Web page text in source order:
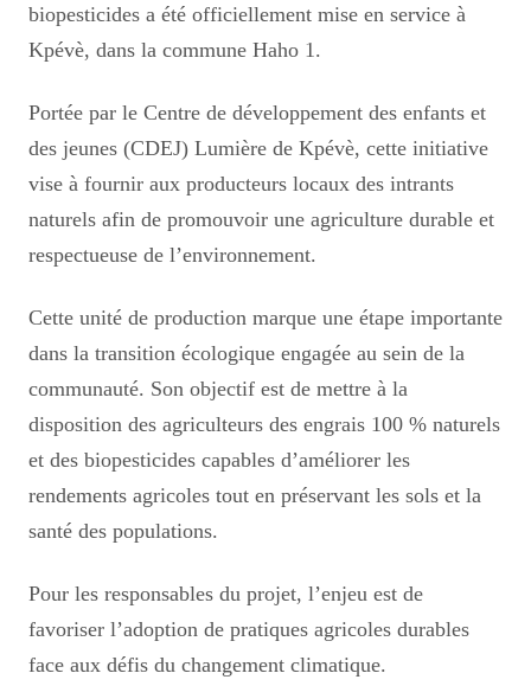
biopesticides a été officiellement mise en service à
Kpévè, dans la commune Haho 1.
Portée par le Centre de développement des enfants et
des jeunes (CDEJ) Lumière de Kpévè, cette initiative
vise à fournir aux producteurs locaux des intrants
naturels afin de promouvoir une agriculture durable et
respectueuse de l’environnement.
Cette unité de production marque une étape importante
dans la transition écologique engagée au sein de la
communauté. Son objectif est de mettre à la
disposition des agriculteurs des engrais 100 % naturels
et des biopesticides capables d’améliorer les
rendements agricoles tout en préservant les sols et la
santé des populations.
Pour les responsables du projet, l’enjeu est de
favoriser l’adoption de pratiques agricoles durables
face aux défis du changement climatique.